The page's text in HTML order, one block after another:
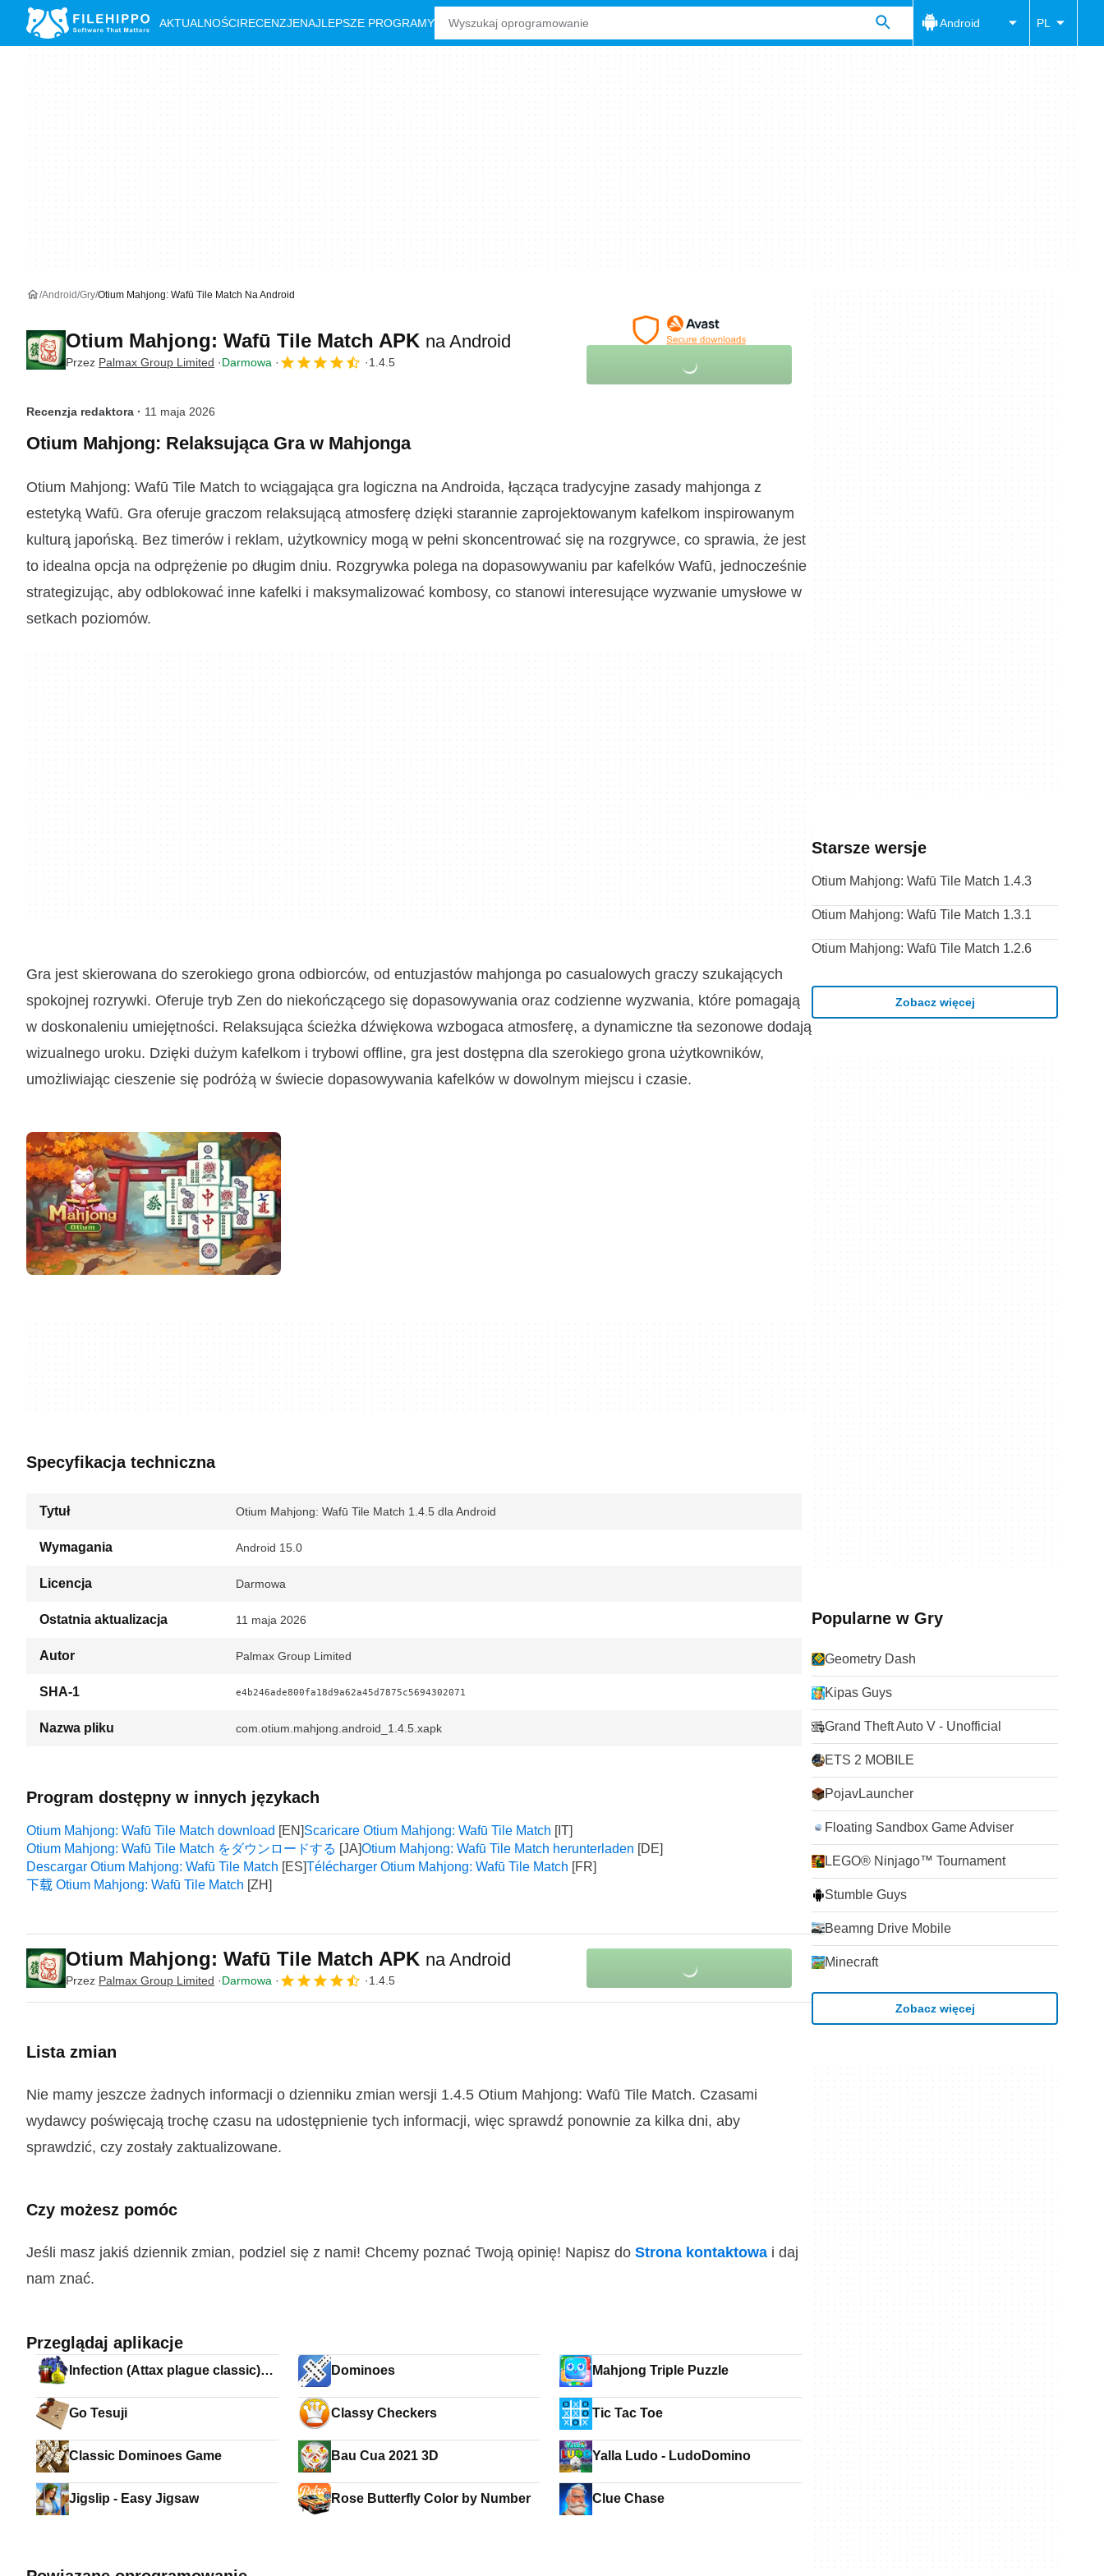
AKTUALNOŚCIRECENZJENAJLEPSZE PROGRAMY Android PL
Android Gry Otium Mahjong: Wafū Tile Match Na Android
Otium Mahjong: Wafū Tile Match APK na Android
Przez Palmax Group Limited Darmowa 1.4.5
Recenzja redaktora · 11 maja 2026
Otium Mahjong: Relaksująca Gra w Mahjonga
Otium Mahjong: Wafū Tile Match to wciągająca gra logiczna na Androida, łącząca tradycyjne zasady mahjonga z
estetyką Wafū. Gra oferuje graczom relaksującą atmosferę dzięki starannie zaprojektowanym kafelkom inspirowanym
kulturą japońską. Bez timerów i reklam, użytkownicy mogą w pełni skoncentrować się na rozgrywce, co sprawia, że jest
to idealna opcja na odprężenie po długim dniu. Rozgrywka polega na dopasowywaniu par kafelków Wafū, jednocześnie
strategizując, aby odblokować inne kafelki i maksymalizować kombosy, co stanowi interesujące wyzwanie umysłowe w
setkach poziomów.
Gra jest skierowana do szerokiego grona odbiorców, od entuzjastów mahjonga po casualowych graczy szukających
spokojnej rozrywki. Oferuje tryb Zen do niekończącego się dopasowywania oraz codzienne wyzwania, które pomagają
w doskonaleniu umiejętności. Relaksująca ścieżka dźwiękowa wzbogaca atmosferę, a dynamiczne tła sezonowe dodają
wizualnego uroku. Dzięki dużym kafelkom i trybowi offline, gra jest dostępna dla szerokiego grona użytkowników,
umożliwiając cieszenie się podróżą w świecie dopasowywania kafelków w dowolnym miejscu i czasie.
Specyfikacja techniczna
Tytuł Otium Mahjong: Wafū Tile Match 1.4.5 dla Android
Wymagania Android 15.0
Licencja Darmowa
Ostatnia aktualizacja 11 maja 2026
Autor Palmax Group Limited
SHA-1 e4b246ade800fa18d9a62a45d7875c5694302071
Nazwa pliku com.otium.mahjong.android_1.4.5.xapk
Program dostępny w innych językach
Otium Mahjong: Wafū Tile Match download
Scaricare Otium Mahjong: Wafū Tile Match
Otium Mahjong: Wafū Tile Match をダウンロードする
Otium Mahjong: Wafū Tile Match herunterladen
Descargar Otium Mahjong: Wafū Tile Match
Télécharger Otium Mahjong: Wafū Tile Match
下载 Otium Mahjong: Wafū Tile Match
Otium Mahjong: Wafū Tile Match APK na Android
Przez Palmax Group Limited Darmowa 1.4.5
Lista zmian
Nie mamy jeszcze żadnych informacji o dzienniku zmian wersji 1.4.5 Otium Mahjong: Wafū Tile Match. Czasami
wydawcy poświęcają trochę czasu na udostępnienie tych informacji, więc sprawdź ponownie za kilka dni, aby
sprawdzić, czy zostały zaktualizowane.
Czy możesz pomóc
Jeśli masz jakiś dziennik zmian, podziel się z nami! Chcemy poznać Twoją opinię! Napisz do Strona kontaktowa i daj
nam znać.
Przeglądaj aplikacje
Infection (Attax plague classic)
Dominoes Mahjong Triple Puzzle
Go Tesuji Classy Checkers Tic Tac Toe
Classic Dominoes Game Bau Cua 2021 3D Yalla Ludo - LudoDomino
Jigslip - Easy Jigsaw Rose Butterfly Color by Number Clue Chase
Starsze wersje
Otium Mahjong: Wafū Tile Match 1.4.3
Otium Mahjong: Wafū Tile Match 1.3.1
Otium Mahjong: Wafū Tile Match 1.2.6
Zobacz więcej
Popularne w Gry
Geometry Dash
Kipas Guys
Grand Theft Auto V - Unofficial
ETS 2 MOBILE
PojavLauncher
Floating Sandbox Game Adviser
LEGO® Ninjago™ Tournament
Stumble Guys
Beamng Drive Mobile
Minecraft
Zobacz więcej